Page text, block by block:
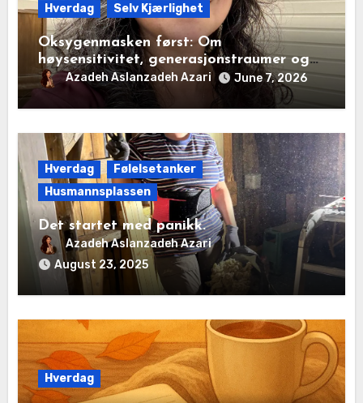
Hverdag Selv Kjærlighet
Oksygenmasken først: Om
høysensitivitet, generasjonstraumer og
det disiplinerte tunnelsynet
Azadeh Aslanzadeh Azari June 7, 2026
Hverdag
Følelsetanker
Husmannsplassen
Det startet med panikk.
Azadeh Aslanzadeh Azari
August 23, 2025
Hverdag